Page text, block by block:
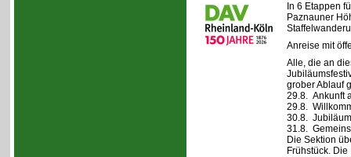
In 6 Etappen
Paznauner
Anreise mit
Alle, die an
grober Ablauf
29.8. Ankunft
29.8.
30.8.
31.8.
Die Sektion
Frühstück.